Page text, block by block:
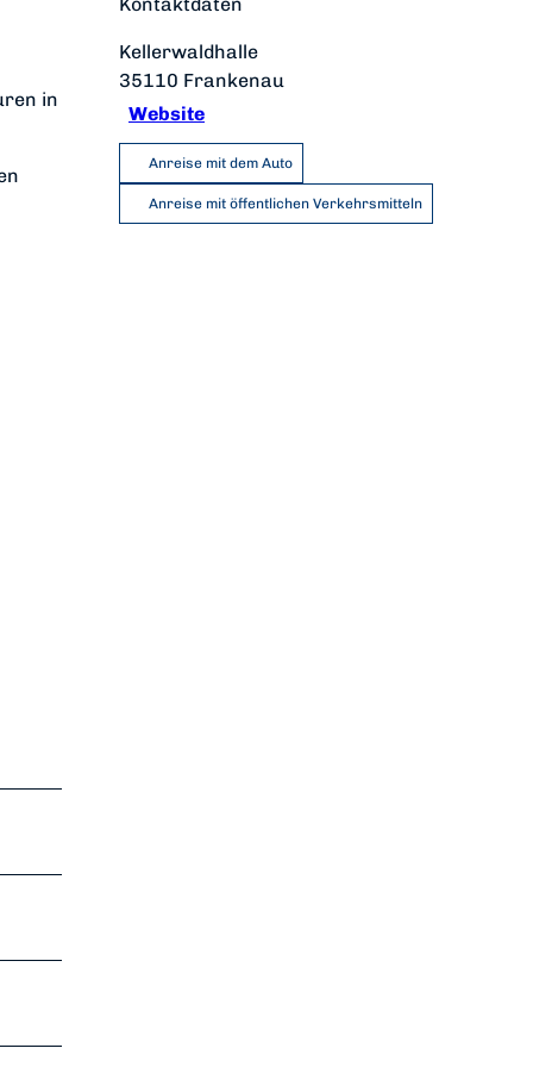
in
Kellerwaldhalle
35110 Frankenau
Website
Anreise mit dem Auto
Anreise mit öffentlichen Verkehrsmitteln